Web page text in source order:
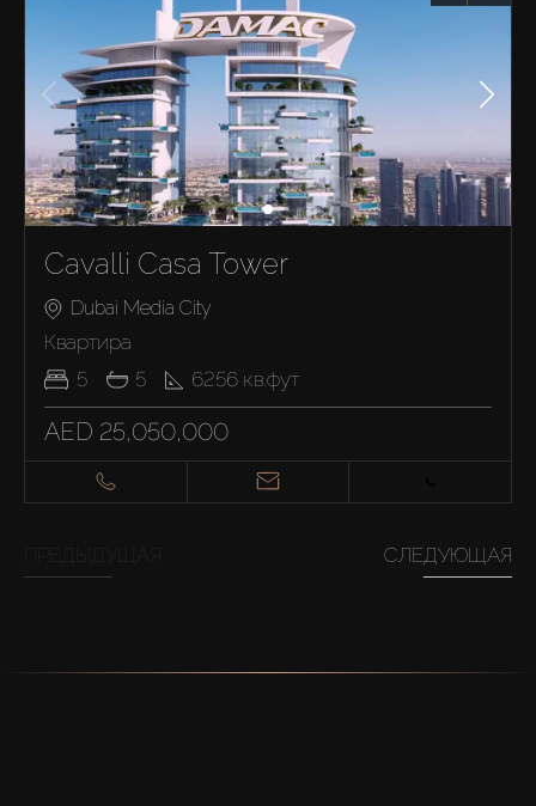
Cavalli Casa Tower
Dubai Media City
Квартира
5
5 6256 кв.фут
AED 25,050,000
СЛЕДУЮЩАЯ